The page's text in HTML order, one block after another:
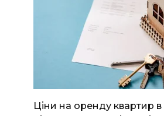
Ціни на оренду квартир